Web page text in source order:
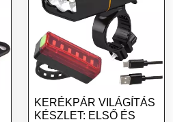
KERÉKPÁR VILÁGÍTÁS
KÉSZLET: ELSŐ ÉS